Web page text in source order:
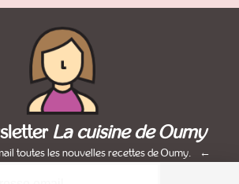
La cuisine de Oumy
toutes les nouvelles recettes de Oumy.